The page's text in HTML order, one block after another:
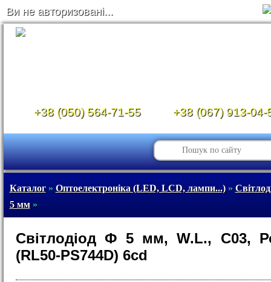
Ви не авторизовані...
+38 (050) 564-71-55 +38 (067) 913-04-
Каталог» Оптоелектроніка (LED, LCD, лампи...)»
5 мм»
Світлодіод Ф 5 мм, W.L., C03,
(RL50-PS744D) 6cd